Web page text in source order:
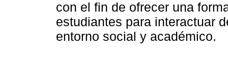
con el fin de ofrecer una
estudiantes para interactuar
entorno social y académico.